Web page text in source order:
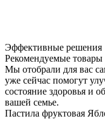
Эффективные решения
Рекомендуемые товары
Мы отобрали для вас
уже сейчас помогут
состояние здоровья и
вашей семье.
Пастила фруктовая